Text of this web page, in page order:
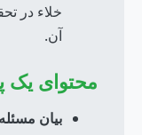
خلاء در
آن.
محتوای یک
بیان